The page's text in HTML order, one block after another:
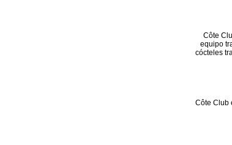
Côte
equipo
cócteles
Côte Club